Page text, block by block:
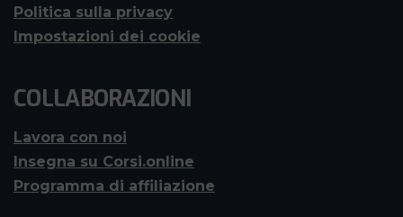
Politica sulla privacy
Impostazioni dei cookie
COLLABORAZIONI
Lavora con noi
Insegna su Corsi.online
Programma di affiliazione